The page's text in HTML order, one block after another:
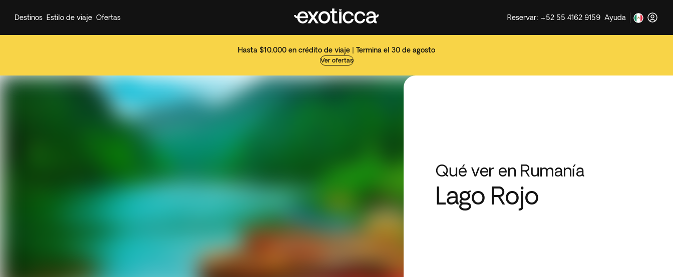
Hasta $10,000 en crédito de viaje | Termina el 30 de agosto
Ver ofertas
Destinos Estilo de viaje Ofertas Reservar: +52 55 4162 9159 Ayuda
Qué ver en Rumanía
Lago Rojo